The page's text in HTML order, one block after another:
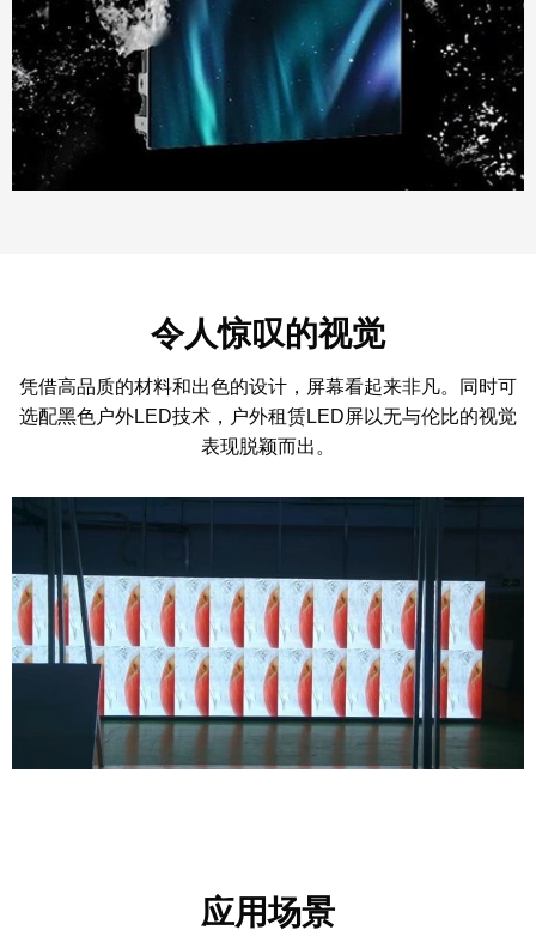
令人惊叹的视觉
凭借高品质的材料和出色的设计，屏幕看起来非凡。同时可
选配黑色户外LED技术，户外租赁LED屏以无与伦比的视觉
表现脱颖而出。
应用场景